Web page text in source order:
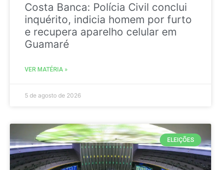
Costa Banca: Polícia Civil conclui
inquérito, indicia homem por furto
e recupera aparelho celular em
Guamaré
VER MATÉRIA »
5 de agosto de 2026
ELEIÇÕES